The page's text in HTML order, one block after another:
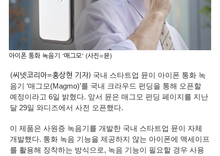
아이폰 통화 녹음기 '매그모' (사진=뮨)
(씨넷코리아=홍상현 기자) 국내 스타트업 뮨이 아이폰 통화 녹
음기 ‘매그모(Magmo)’를 국내 크라우드 펀딩을 통해 오픈할
예정이라고 6일 밝혔다. 앞서 뮨은 매그모 펀딩 페이지를 지난
달 29일 와디즈에서 사전 오픈했다.
이 제품은 사원증 녹음기를 개발한 국내 스타트업 뮨이 자체
개발했다. 통화 녹음 기능을 제공하지 않는 아이폰에 맥세이프
를 활용해 장착하는 방식으로, 녹음 기능이 필요할 경우 사용